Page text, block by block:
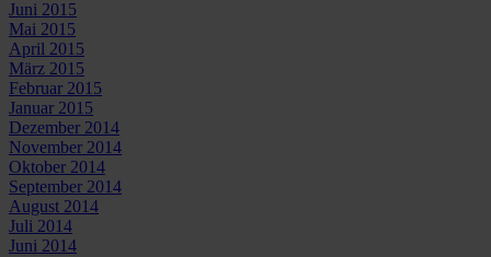
Juni 2015
Mai 2015
April 2015
März 2015
Februar 2015
Januar 2015
Dezember 2014
November 2014
Oktober 2014
September 2014
August 2014
Juli 2014
Juni 2014